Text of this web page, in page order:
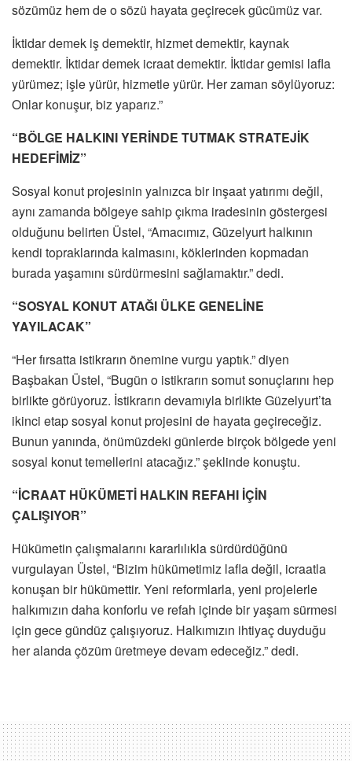
sözümüz hem de o sözü hayata geçirecek gücümüz var.
İktidar demek iş demektir, hizmet demektir, kaynak
demektir. İktidar demek icraat demektir. İktidar gemisi lafla
yürümez; işle yürür, hizmetle yürür. Her zaman söylüyoruz:
Onlar konuşur, biz yaparız.”
“BÖLGE HALKINI YERİNDE TUTMAK STRATEJİK
HEDEFİMİZ”
Sosyal konut projesinin yalnızca bir inşaat yatırımı değil,
aynı zamanda bölgeye sahip çıkma iradesinin göstergesi
olduğunu belirten Üstel, “Amacımız, Güzelyurt halkının
kendi topraklarında kalmasını, köklerinden kopmadan
burada yaşamını sürdürmesini sağlamaktır.” dedi.
“SOSYAL KONUT ATAĞI ÜLKE GENELİNE
YAYILACAK”
“Her fırsatta istikrarın önemine vurgu yaptık.” diyen
Başbakan Üstel, “Bugün o istikrarın somut sonuçlarını hep
birlikte görüyoruz. İstikrarın devamıyla birlikte Güzelyurt’ta
ikinci etap sosyal konut projesini de hayata geçireceğiz.
Bunun yanında, önümüzdeki günlerde birçok bölgede yeni
sosyal konut temellerini atacağız.” şeklinde konuştu.
“İCRAAT HÜKÜMETİ HALKIN REFAHI İÇİN
ÇALIŞIYOR”
Hükümetin çalışmalarını kararlılıkla sürdürdüğünü
vurgulayan Üstel, “Bizim hükümetimiz lafla değil, icraatla
konuşan bir hükümettir. Yeni reformlarla, yeni projelerle
halkımızın daha konforlu ve refah içinde bir yaşam sürmesi
için gece gündüz çalışıyoruz. Halkımızın ihtiyaç duyduğu
her alanda çözüm üretmeye devam edeceğiz.” dedi.